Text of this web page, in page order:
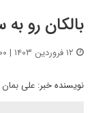
بالکان رو
نویسنده خبر: علی بمان